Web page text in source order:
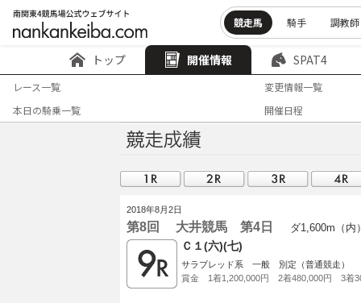
競走馬 騎手 調教師
トップ 開催情報 SPAT4
レース一覧
変更情報一覧
本日の騎乗一覧
開催日程
2018年8月2日
第8回 大井競馬 第4日 ダ1,600m（内
Ｃ１(六)(七)
サラブレッド系 一般 別定（普通競走）
賞金 1着1,200,000円 2着480,000円 3着